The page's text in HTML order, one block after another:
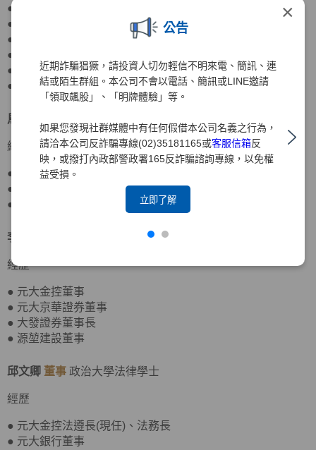
×
公告
近期詐騙猖獗，請投資人切勿輕信不明來電、簡訊、連
結或陌生群組。本公司不會以電話、簡訊或LINE邀請
「領取飆股」、「明牌體驗」等。
如果您發現社群媒體中有任何假借本公司名義之行為，
請洽本公司反詐騙專線(02)35181165或客服信箱反
映，或撥打內政部警政署165反詐騙諮詢專線，以免權
益受損。
立即了解
● 元大銀行董事
● 元大期貨董事長
● 期貨交易所董事、監察人
● 寶來證券董事
● 國際票券金融董事
● 國票金控董事
馬瑞辰
經歷
● 達盛資產管理董事
● 台灣農林董事
● 元大京華證券董事、監察人
李岳蒼 日本東洋大學應用社會學士
經歷
● 元大金控董事
● 元大京華證券董事
● 大發證券董事長
● 源堃建設董事
邱文卿 董事 政治大學法律學士
經歷
● 元大金控法遵長(現任)、法務長
● 元大銀行董事